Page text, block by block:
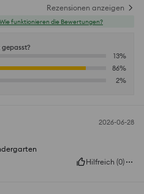
Rezensionen anzeigen
Wie funktionieren die Bewertungen?
13%
86%
2%
2026-06-28
Hilfreich (0)